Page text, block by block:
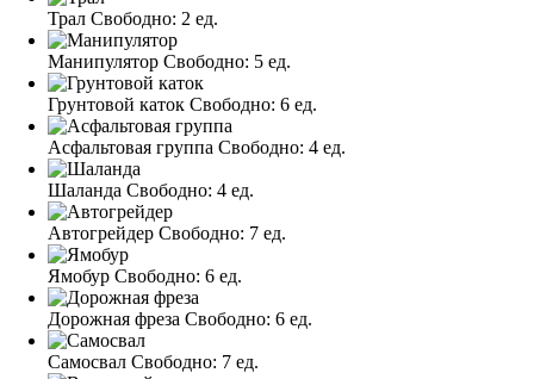
Трал Свободно: 2 ед.
Манипулятор Свободно: 5 ед.
Грунтовой каток Свободно: 6 ед.
Асфальтовая группа Свободно: 4 ед.
Шаланда Свободно: 4 ед.
Автогрейдер Свободно: 7 ед.
Ямобур Свободно: 6 ед.
Дорожная фреза Свободно: 6 ед.
Самосвал Свободно: 7 ед.